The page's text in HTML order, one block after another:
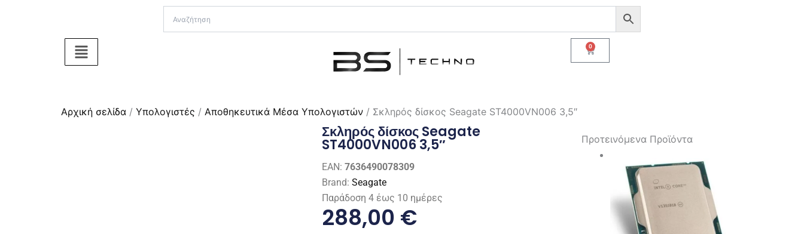
0
Cart
Αρχική σελίδα / Υπολογιστές / Αποθηκευτικά Μέσα Υπολογιστών / Σκληρός δίσκος Seagate ST4000VN006 3,5″
Σκληρός δίσκος Seagate
ST4000VN006 3,5″
EAN: 7636490078309
Brand: Seagate
Παράδοση 4 έως 10 ημέρες
288,00 €
Προτεινόμενα Προϊόντα